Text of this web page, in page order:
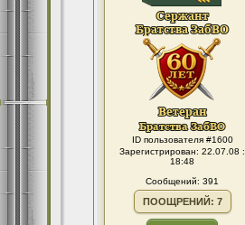
ID пользователя #1600
Зарегистрирован: 22.07.08 :
18:48
Сообщений: 391
ПООЩРЕНИЙ: 7